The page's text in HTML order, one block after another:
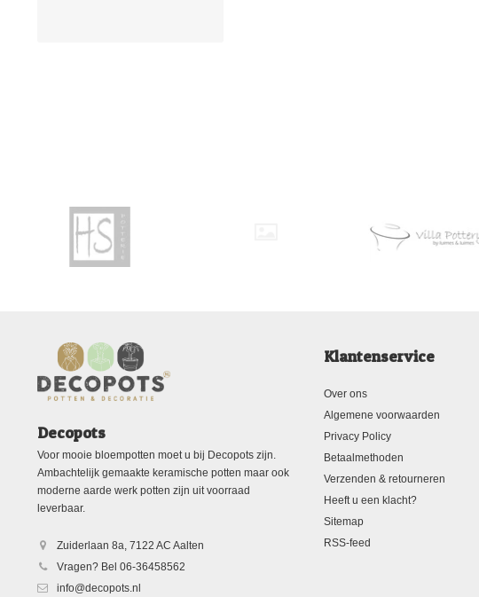
Decopots
Voor mooie bloempotten moet u bij Decopots zijn.
Ambachtelijk gemaakte keramische potten maar ook
moderne aarde werk potten zijn uit voorraad
leverbaar.
Zuiderlaan 8a, 7122 AC Aalten
Vragen? Bel 06-36458562
info@decopots.nl
Klantenservice
Over ons
Algemene voorwaarden
Privacy Policy
Betaalmethoden
Verzenden & retourneren
Heeft u een klacht?
Sitemap
RSS-feed